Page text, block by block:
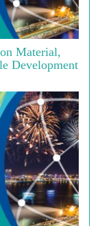
Material,
Development